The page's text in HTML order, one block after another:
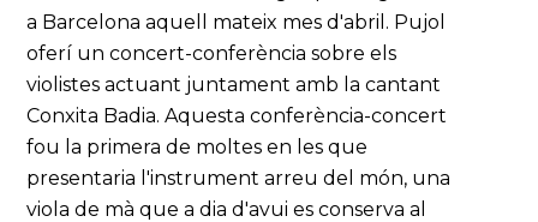
a Barcelona aquell mateix mes d'abril. Pujol
oferí un concert-conferència sobre els
violistes actuant juntament amb la cantant
Conxita Badia. Aquesta conferència-concert
fou la primera de moltes en les que
presentaria l'instrument arreu del món, una
viola de mà que a dia d'avui es conserva al